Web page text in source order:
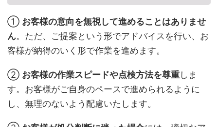
① お客様の意向を無視して進めることはありませ
ん。ただ、ご提案という形でアドバイスを行い、お
客様が納得のいく形で作業を進めます。
② お客様の作業スピードや点検方法を尊重しま
す。お客様がご自身のペースで進められるように
し、無理のないよう配慮いたします。